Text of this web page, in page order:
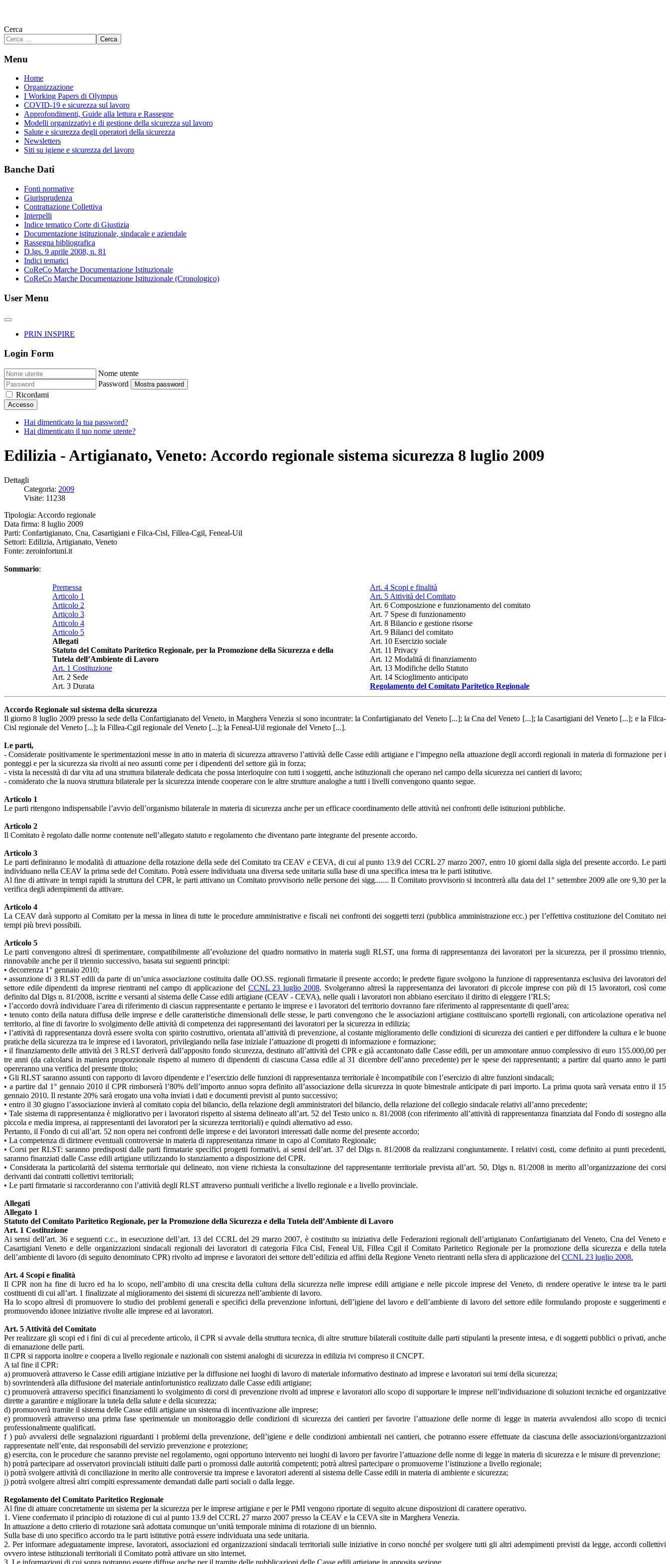
Cerca
Cerca
Menu
Home
Organizzazione
I Working Papers di Olympus
COVID-19 e sicurezza sul lavoro
Approfondimenti, Guide alla lettura e Rassegne
Modelli organizzativi e di gestione della sicurezza sul lavoro
Salute e sicurezza degli operatori della sicurezza
Newsletters
Siti su igiene e sicurezza del lavoro
Banche Dati
Fonti normative
Giurisprudenza
Contrattazione Collettiva
Interpelli
Indice tematico Corte di Giustizia
Documentazione istituzionale, sindacale e aziendale
Rassegna bibliografica
D.lgs. 9 aprile 2008, n. 81
Indici tematici
CoReCo Marche Documentazione Istituzionale
CoReCo Marche Documentazione Istituzionale (Cronologico)
User Menu
PRIN INSPIRE
Login Form
Nome utente
Password
Mostra password
Ricordami
Accesso
Hai dimenticato la tua password?
Hai dimenticato il tuo nome utente?
Edilizia - Artigianato, Veneto: Accordo regionale sistema sicurezza 8 luglio 2009
Dettagli
Categoria: 2009
Visite: 11238
Tipologia: Accordo regionale
Data firma: 8 luglio 2009
Parti: Confartigianato, Cna, Casartigiani e Filca-Cisl, Fillea-Cgil, Feneal-Uil
Settori: Edilizia, Artigianato, Veneto
Fonte: zeroinfortuni.it
Sommario:
Premessa
Articolo 1
Articolo 2
Articolo 3
Articolo 4
Articolo 5
Allegati
Statuto del Comitato Paritetico Regionale, per la Promozione della Sicurezza e della
Tutela dell’Ambiente di Lavoro
Art. 1 Costituzione
Art. 2 Sede
Art. 3 Durata
Art. 4 Scopi e finalità
Art. 5 Attività del Comitato
Art. 6 Composizione e funzionamento del comitato
Art. 7 Spese di funzionamento
Art. 8 Bilancio e gestione risorse
Art. 9 Bilanci del comitato
Art. 10 Esercizio sociale
Art. 11 Privacy
Art. 12 Modalità di finanziamento
Art. 13 Modifiche dello Statuto
Art. 14 Scioglimento anticipato
Regolamento del Comitato Paritetico Regionale
Accordo Regionale sul sistema della sicurezza
Il giorno 8 luglio 2009 presso la sede della Confartigianato del Veneto, in Marghera Venezia si sono incontrate: la Confartigianato del Veneto [...]; la Cna del Veneto [...]; la Casartigiani del Veneto [...]; e la Filca-
Cisl regionale del Veneto [...]; la Fillea-Cgil regionale del Veneto [...]; la Feneal-Uil regionale del Veneto [...].
Le parti,
- Considerate positivamente le sperimentazioni messe in atto in materia di sicurezza attraverso l’attività delle Casse edili artigiane e l’impegno nella attuazione degli accordi regionali in materia di formazione per i
ponteggi e per la sicurezza sia rivolti ai neo assunti come per i dipendenti del settore già in forza;
- vista la necessità di dar vita ad una struttura bilaterale dedicata che possa interloquire con tutti i soggetti, anche istituzionali che operano nel campo della sicurezza nei cantieri di lavoro;
- considerato che la nuova struttura bilaterale per la sicurezza intende cooperare con le altre strutture analoghe a tutti i livelli convengono quanto segue.
Articolo 1
Le parti ritengono indispensabile l’avvio dell’organismo bilaterale in materia di sicurezza anche per un efficace coordinamento delle attività nei confronti delle istituzioni pubbliche.
Articolo 2
Il Comitato è regolato dalle norme contenute nell’allegato statuto e regolamento che diventano parte integrante del presente accordo.
Articolo 3
Le parti definiranno le modalità di attuazione della rotazione della sede del Comitato tra CEAV e CEVA, di cui al punto 13.9 del CCRL 27 marzo 2007, entro 10 giorni dalla sigla del presente accordo. Le parti
individuano nella CEAV la prima sede del Comitato. Potrà essere individuata una diversa sede unitaria sulla base di una specifica intesa tra le parti istitutive.
Al fine di attivare in tempi rapidi la struttura del CPR, le parti attivano un Comitato provvisorio nelle persone dei sigg....... Il Comitato provvisorio si incontrerà alla data del 1° settembre 2009 alle ore 9,30 per la
verifica degli adempimenti da attivare.
Articolo 4
La CEAV darà supporto al Comitato per la messa in linea di tutte le procedure amministrative e fiscali nei confronti dei soggetti terzi (pubblica amministrazione ecc.) per l’effettiva costituzione del Comitato nei
tempi più brevi possibili.
Articolo 5
Le parti convengono altresì di sperimentare, compatibilmente all’evoluzione del quadro normativo in materia sugli RLST, una forma di rappresentanza dei lavoratori per la sicurezza, per il prossimo triennio,
rinnovabile anche per il triennio successivo, basata sui seguenti principi:
• decorrenza 1° gennaio 2010;
• assunzione di 3 RLST edili da parte di un’unica associazione costituita dalle OO.SS. regionali firmatarie il presente accordo; le predette figure svolgono la funzione di rappresentanza esclusiva dei lavoratori del
settore edile dipendenti da imprese rientranti nel campo di applicazione del CCNL 23 luglio 2008. Svolgeranno altresì la rappresentanza dei lavoratori di piccole imprese con più di 15 lavoratori, così come
definito dal Dlgs n. 81/2008, iscritte e versanti al sistema delle Casse edili artigiane (CEAV - CEVA), nelle quali i lavoratori non abbiano esercitato il diritto di eleggere l’RLS;
• l’accordo dovrà individuare l’area di riferimento di ciascun rappresentante e pertanto le imprese e i lavoratori del territorio dovranno fare riferimento al rappresentante di quell’area;
• tenuto conto della natura diffusa delle imprese e delle caratteristiche dimensionali delle stesse, le parti convengono che le associazioni artigiane costituiscano sportelli regionali, con articolazione operativa nel
territorio, al fine di favorire lo svolgimento delle attività di competenza dei rappresentanti dei lavoratori per la sicurezza in edilizia;
• l’attività di rappresentanza dovrà essere svolta con spirito costruttivo, orientata all’attività di prevenzione, al costante miglioramento delle condizioni di sicurezza dei cantieri e per diffondere la cultura e le buone
pratiche della sicurezza tra le imprese ed i lavoratori, privilegiando nella fase iniziale l’attuazione di progetti di informazione e formazione;
• il finanziamento delle attività dei 3 RLST deriverà dall’apposito fondo sicurezza, destinato all’attività del CPR e già accantonato dalle Casse edili, per un ammontare annuo complessivo di euro 155.000,00 per
tre anni (da calcolarsi in maniera proporzionale rispetto al numero di dipendenti di ciascuna Cassa edile al 31 dicembre dell’anno precedente) per le spese dei rappresentanti; a partire dal quarto anno le parti
opereranno una verifica del presente titolo;
• Gli RLST saranno assunti con rapporto di lavoro dipendente e l’esercizio delle funzioni di rappresentanza territoriale è incompatibile con l’esercizio di altre funzioni sindacali;
• a partire dal 1° gennaio 2010 il CPR rimborserà l’80% dell’importo annuo sopra definito all’associazione della sicurezza in quote bimestrale anticipate di pari importo. La prima quota sarà versata entro il 15
gennaio 2010. Il restante 20% sarà erogato una volta inviati i dati e documenti previsti al punto successivo;
• entro il 30 giugno l’associazione invierà al comitato copia del bilancio, della relazione degli amministratori del bilancio, della relazione del collegio sindacale relativi all’anno precedente;
• Tale sistema di rappresentanza è migliorativo per i lavoratori rispetto al sistema delineato all’art. 52 del Testo unico n. 81/2008 (con riferimento all’attività di rappresentanza finanziata dal Fondo di sostegno alla
piccola e media impresa, ai rappresentanti dei lavoratori per la sicurezza territoriali) e quindi alternativo ad esso.
Pertanto, il Fondo di cui all’art. 52 non opera nei confronti delle imprese e dei lavoratori interessati dalle norme del presente accordo;
• La competenza di dirimere eventuali controversie in materia di rappresentanza rimane in capo al Comitato Regionale;
• Corsi per RLST: saranno predisposti dalle parti firmatarie specifici progetti formativi, ai sensi dell’art. 37 del Dlgs n. 81/2008 da realizzarsi congiuntamente. I relativi costi, come definito ai punti precedenti,
saranno finanziati dalle Casse edili artigiane utilizzando lo stanziamento a disposizione del CPR.
• Considerata la particolarità del sistema territoriale qui delineato, non viene richiesta la consultazione del rappresentante territoriale prevista all’art. 50, Dlgs n. 81/2008 in merito all’organizzazione dei corsi
derivanti dai contratti collettivi territoriali;
• Le parti firmatarie si raccorderanno con l’attività degli RLST attraverso puntuali verifiche a livello regionale e a livello provinciale.
Allegati
Allegato 1
Statuto del Comitato Paritetico Regionale, per la Promozione della Sicurezza e della Tutela dell’Ambiente di Lavoro
Art. 1 Costituzione
Ai sensi dell’art. 36 e seguenti c.c., in esecuzione dell’art. 13 del CCRL del 29 marzo 2007, è costituito su iniziativa delle Federazioni regionali dell’artigianato Confartigianato del Veneto, Cna del Veneto e
Casartigiani Veneto e delle organizzazioni sindacali regionali dei lavoratori di categoria Filca Cisl, Feneal Uil, Fillea Cgil il Comitato Paritetico Regionale per la promozione della sicurezza e della tutela
dell’ambiente di lavoro (di seguito denominato CPR) rivolto ad imprese e lavoratori dei settore dell’edilizia ed affini della Regione Veneto rientranti nella sfera di applicazione del CCNL 23 luglio 2008.
Art. 4 Scopi e finalità
Il CPR non ha fine di lucro ed ha lo scopo, nell’ambito di una crescita della cultura della sicurezza nelle imprese edili artigiane e nelle piccole imprese del Veneto, di rendere operative le intese tra le parti
costituenti di cui all’art. 1 finalizzate al miglioramento dei sistemi di sicurezza nell’ambiente di lavoro.
Ha lo scopo altresì di promuovere lo studio dei problemi generali e specifici della prevenzione infortuni, dell’igiene del lavoro e dell’ambiente di lavoro del settore edile formulando proposte e suggerimenti e
promuovendo idonee iniziative rivolte alle imprese ed ai lavoratori.
Art. 5 Attività del Comitato
Per realizzare gli scopi ed i fini di cui al precedente articolo, il CPR si avvale della struttura tecnica, di altre strutture bilaterali costituite dalle parti stipulanti la presente intesa, e di soggetti pubblici o privati, anche
di emanazione delle parti.
Il CPR si rapporta inoltre e coopera a livello regionale e nazionali con sistemi analoghi di sicurezza in edilizia ivi compreso il CNCPT.
A tal fine il CPR:
a) promuoverà attraverso le Casse edili artigiane iniziative per la diffusione nei luoghi di lavoro di materiale informativo destinato ad imprese e lavoratori sui temi della sicurezza;
b) sovrintenderà alla diffusione del materiale antinfortunistico realizzato dalle Casse edili artigiane;
c) promuoverà attraverso specifici finanziamenti lo svolgimento di corsi di prevenzione rivolti ad imprese e lavoratori allo scopo di supportare le imprese nell’individuazione di soluzioni tecniche ed organizzative
dirette a garantire e migliorare la tutela della salute e della sicurezza;
d) promuoverà tramite il sistema delle Casse edili artigiane un sistema di incentivazione alle imprese;
e) promuoverà attraverso una prima fase sperimentale un monitoraggio delle condizioni di sicurezza dei cantieri per favorire l’attuazione delle norme di legge in materia avvalendosi allo scopo di tecnici
professionalmente qualificati.
f ) può avvalersi delle segnalazioni riguardanti i problemi della prevenzione, dell’igiene e delle condizioni ambientali nei cantieri, che potranno essere effettuate da ciascuna delle associazioni/organizzazioni
rappresentate nell’ente, dai responsabili del servizio prevenzione e protezione;
g) esercita, con le procedure che saranno previste nel regolamento, ogni opportuno intervento nei luoghi di lavoro per favorire l’attuazione delle norme di legge in materia di sicurezza e le misure di prevenzione;
h) potrà partecipare ad osservatori provinciali istituiti dalle parti o promossi dalle autorità competenti; potrà altresì partecipare o promuoverne l’istituzione a livello regionale;
i) potrà svolgere attività di conciliazione in merito alle controversie tra imprese e lavoratori aderenti al sistema delle Casse edili in materia di ambiente e sicurezza;
j) potrà svolgere altresì altri compiti espressamente demandati dalle parti sociali o dalla legge.
Regolamento del Comitato Paritetico Regionale
Al fine di attuare concretamente un sistema per la sicurezza per le imprese artigiane e per le PMI vengono riportate di seguito alcune disposizioni di carattere operativo.
1. Viene confermato il principio di rotazione di cui al punto 13.9 del CCRL 27 marzo 2007 presso la CEAV e la CEVA site in Marghera Venezia.
In attuazione a detto criterio di rotazione sarà adottata comunque un’unità temporale minima di rotazione di un biennio.
Sulla base di uno specifico accordo tra le parti istitutive potrà essere individuata una sede unitaria.
2. Per informare adeguatamente imprese, lavoratori, associazioni ed organizzazioni sindacali territoriali sulle iniziative in corso nonché per svolgere tutti gli altri adempimenti previsti da legge, accordi collettivi
ovvero intese istituzionali territoriali il Comitato potrà attivare un sito internet.
3. Le informazioni di cui sopra potranno essere diffuse anche per il tramite delle pubblicazioni delle Casse edili artigiane in apposita sezione.